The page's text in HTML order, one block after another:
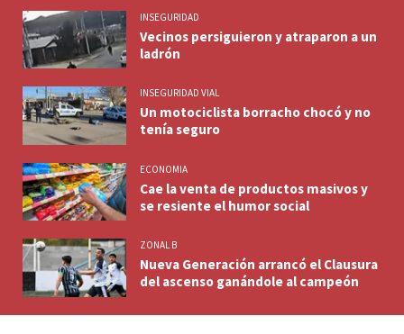
INSEGURIDAD
Vecinos persiguieron y atraparon a un
ladrón
INSEGURIDAD VIAL
Un motociclista borracho chocó y no
tenía seguro
ECONOMIA
Cae la venta de productos masivos y
se resiente el humor social
ZONAL B
Nueva Generación arrancó el Clausura
del ascenso ganándole al campeón